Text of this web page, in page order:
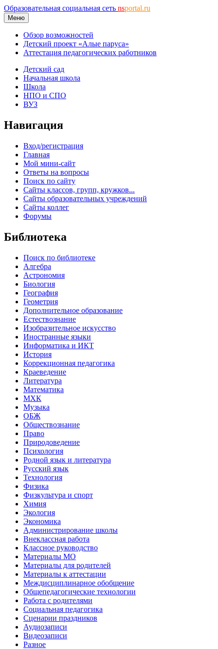
Образовательная социальная сеть nsportal.ru
Меню
Обзор возможностей
Детский проект «Алые паруса»
Аттестация педагогических работников
Детский сад
Начальная школа
Школа
НПО и СПО
ВУЗ
Навигация
Вход/регистрация
Главная
Мой мини-сайт
Ответы на вопросы
Поиск по сайту
Сайты классов, групп, кружков...
Сайты образовательных учреждений
Сайты коллег
Форумы
Библиотека
Поиск по библиотеке
Алгебра
Астрономия
Биология
География
Геометрия
Дополнительное образование
Естествознание
Изобразительное искусство
Иностранные языки
Информатика и ИКТ
История
Коррекционная педагогика
Краеведение
Литература
Математика
МХК
Музыка
ОБЖ
Обществознание
Право
Природоведение
Психология
Родной язык и литература
Русский язык
Технология
Физика
Физкультура и спорт
Химия
Экология
Экономика
Администрирование школы
Внеклассная работа
Классное руководство
Материалы МО
Материалы для родителей
Материалы к аттестации
Междисциплинарное обобщение
Общепедагогические технологии
Работа с родителями
Социальная педагогика
Сценарии праздников
Аудиозаписи
Видеозаписи
Разное